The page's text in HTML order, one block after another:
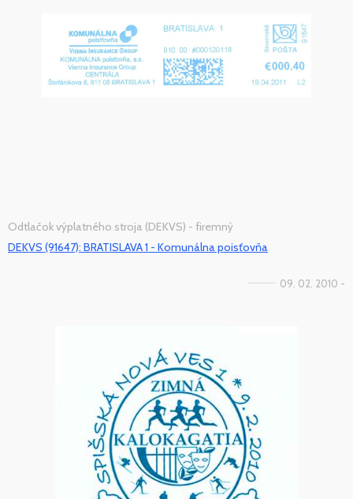
Odtlačok výplatného stroja (DEKVS) - firemný
DEKVS (91647): BRATISLAVA 1 - Komunálna poisťovňa
09. 02. 2010 -